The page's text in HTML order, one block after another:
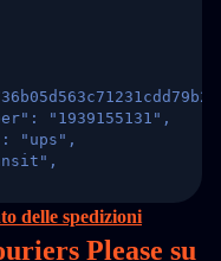
"1939155131",
"ups",
2,
delle spedizioni
Please su